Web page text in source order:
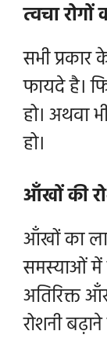
त्वचा
सभी प्रकार
फायदे है।
हो। अथवा
हो।
आँखों की
आँखों का
समस्याओं में
अतिरिक्त
रोशनी